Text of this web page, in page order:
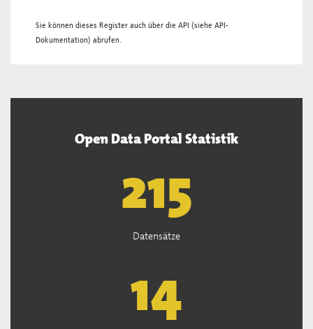
Sie können dieses Register auch über die API (siehe API-
Dokumentation) abrufen.
Open Data Portal Statistik
218
Datensätze
14